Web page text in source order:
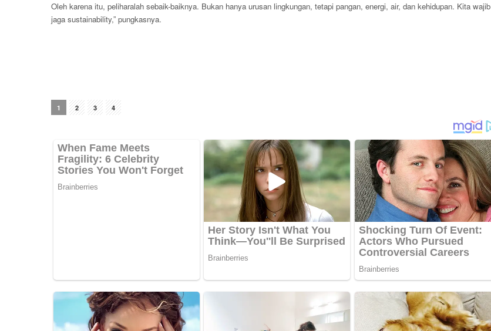
Oleh karena itu, peliharalah sebaik-baiknya. Bukan hanya urusan lingkungan, tetapi pangan, energi, air, dan kehidupan. Kita wajib
jaga sustainability,” pungkasnya.
1 2 3 4